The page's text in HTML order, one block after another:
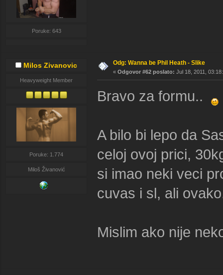
Poruke: 643
Milos Zivanovic
Heavyweight Member
Poruke: 1.774
Miloš Živanović
Odg: Wanna be Phil Heath - Slike
« Odgovor #62 poslato: Jul 18, 2011,
Bravo za formu..
A bilo bi lepo da
celoj ovoj prici,
si imao neki veci
cuvas i sl, ali
Mislim ako nije